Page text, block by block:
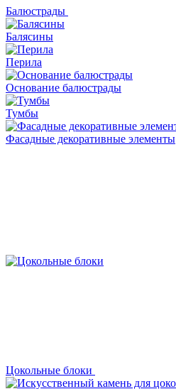
Балюстрады
Балясины
Перила
Основание балюстрады
Тумбы
Фасадные декоративные элементы
Цокольные блоки